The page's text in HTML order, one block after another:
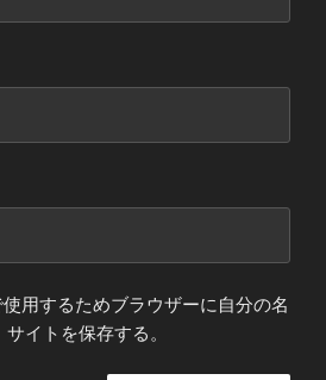
用するためブラウザーに自分の名
イトを保存する。